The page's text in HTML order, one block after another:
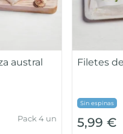
Bolsa 600g
Lomos
Sin espinas
16,99 €